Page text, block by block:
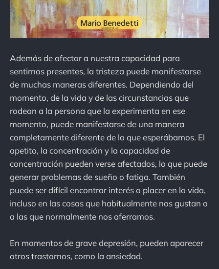
Además de afectar a nuestra capacidad para
sentirnos presentes, la tristeza puede manifestarse
de muchas maneras diferentes. Dependiendo del
momento, de la vida y de las circunstancias que
rodean a la persona que la experimenta en ese
momento, puede manifestarse de una manera
completamente diferente de lo que esperábamos. El
apetito, la concentración y la capacidad de
concentración pueden verse afectados, lo que puede
generar problemas de sueño o fatiga. También
puede ser difícil encontrar interés o placer en la vida,
incluso en las cosas que habitualmente nos gustan o
a las que normalmente nos aferramos.
En momentos de grave depresión, pueden aparecer
otros trastornos, como la ansiedad.